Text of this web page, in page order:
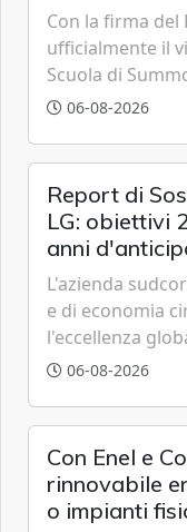
Con la firma
ufficialmente il
Scuola di
partenariato
06-08-2026
Report di
LG: obiettivi
anni
L'azienda
e di economia
l'eccellenza
grazie a
06-08-2026
Con Enel e
rinnovabile
o impianti